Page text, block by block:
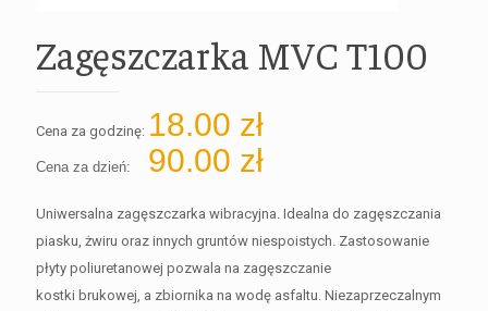
Zagęszczarka MVC T100
Cena za godzinę: 18.00 zł
Cena za dzień: 90.00 zł
Uniwersalna zagęszczarka wibracyjna. Idealna do zagęszczania
piasku, żwiru oraz innych gruntów niespoistych. Zastosowanie
płyty poliuretanowej pozwala na zagęszczanie
kostki brukowej, a zbiornika na wodę asfaltu. Niezaprzeczalnym